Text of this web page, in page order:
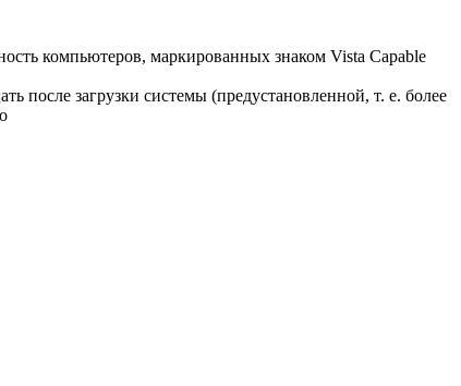
компьютеров, маркированных знаком Vista Capable
после загрузки системы (предустановленной, т. е. более